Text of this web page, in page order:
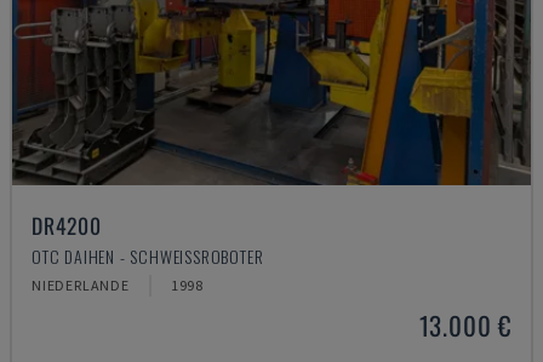
DR4200
OTC DAIHEN - SCHWEISSROBOTER
NIEDERLANDE 1998
13.000 €